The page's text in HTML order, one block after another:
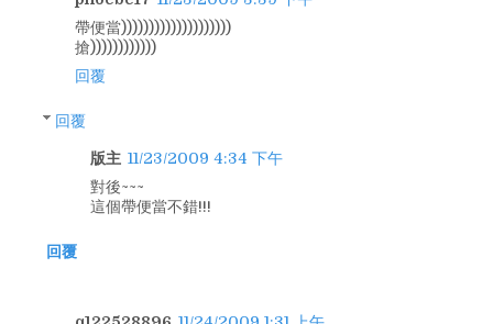
帶便當))))))))))))))))))))
搶))))))))))))
回覆
回覆
版主 11/23/2009 4:34 下午
對後~~~
這個帶便當不錯!!!
回覆